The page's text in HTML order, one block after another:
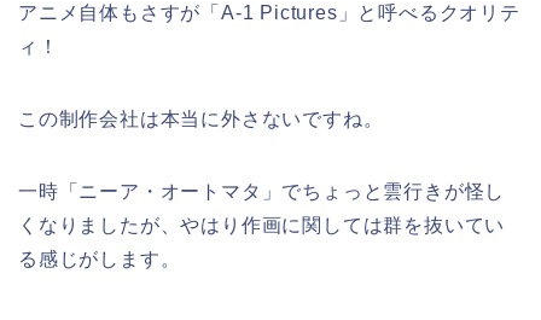
アニメ自体もさすが「A-1 Pictures」と呼べるクオリテ
ィ！
この制作会社は本当に外さないですね。
一時「ニーア・オートマタ」でちょっと雲行きが怪し
くなりましたが、やはり作画に関しては群を抜いてい
る感じがします。